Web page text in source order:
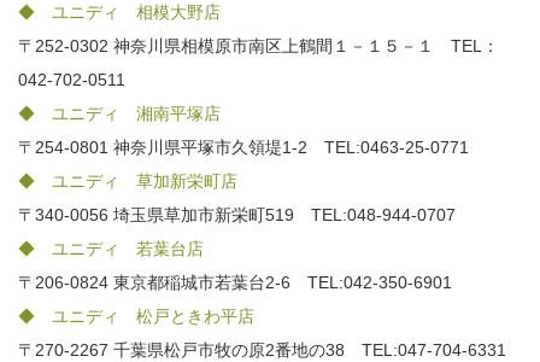
◆ ユニディ 相模大野店
〒252-0302 神奈川県相模原市南区上鶴間１－１５－１ TEL：
042-702-0511
◆ ユニディ 湘南平塚店
〒254-0801 神奈川県平塚市久領堤1-2 TEL:0463-25-0771
◆ ユニディ 草加新栄町店
〒340-0056 埼玉県草加市新栄町519 TEL:048-944-0707
◆ ユニディ 若葉台店
〒206-0824 東京都稲城市若葉台2-6 TEL:042-350-6901
◆ ユニディ 松戸ときわ平店
〒270-2267 千葉県松戸市牧の原2番地の38 TEL:047-704-6331